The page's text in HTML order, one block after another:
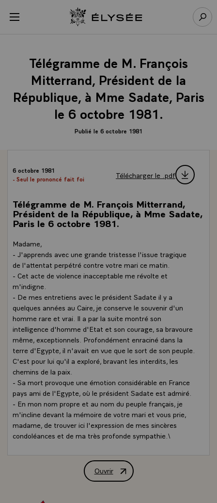
menu Retour à l’accueil Élysée
Télégramme de M. François
Mitterrand, Président de la
République, à Mme Sadate, Paris
le 6 octobre 1981.
Publié le 6 octobre 1981
6 octobre 1981
- Seul le prononcé fait foi
Télécharger le .pdf
Télégramme de M. François Mitterrand,
Président de la République, à Mme Sadate,
Paris le 6 octobre 1981.
Madame,
- J'apprends avec une grande tristesse l'issue tragique
de l'attentat perpétré contre votre mari ce matin.
- Cet acte de violence inacceptable me révolte et
m'indigne.
- De mes entretiens avec le président Sadate il y a
quelques années au Caire, je conserve le souvenir d'un
homme rare et vrai. Il a par la suite montré son
intelligence d'homme d'Etat et son courage, sa bravoure
même, exceptionnels. Profondément enraciné dans la
terre d'Egypte, il n'avait en vue que le sort de son peuple.
C'est pour lui qu'il a exploré, bravant les interdits, les
chemins de la paix.
- Sa mort provoque une émotion considérable en France
pays ami de l'Egypte, où le président Sadate est admiré.
- En mon nom propre et au nom du peuple français, je
m'incline devant la mémoire de votre mari et vous prie,
madame, de trouver ici l'expression de mes sincères
condoléances et de ma très profonde sympathie.\
Ouvrir
Télégramme de M. François
Panneau de gestion des cookies